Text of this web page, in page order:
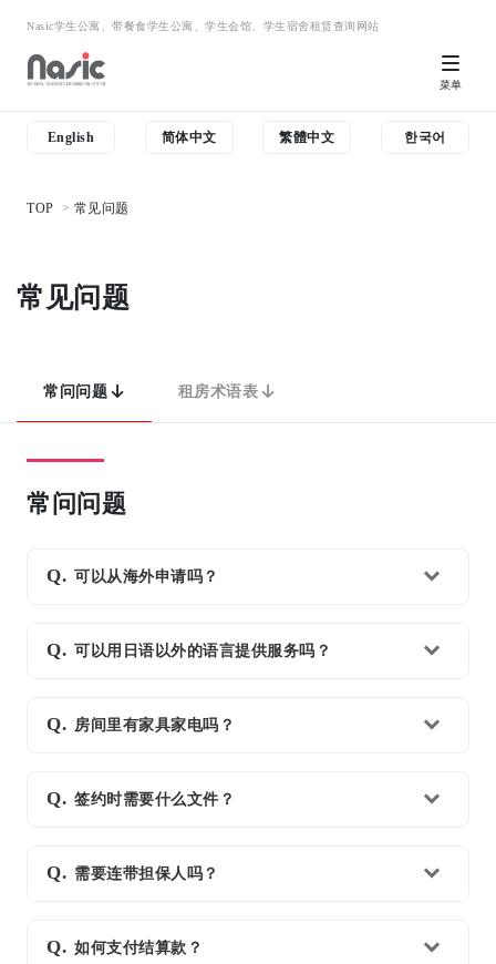
Nasic学生公寓、带餐食学生公寓、学生会馆、学生宿舍租赁查询网站
菜单
English 简体中文 繁體中文 한국어
TOP 常见问题
常见问题
常问问题 租房术语表
常问问题
可以从海外申请吗？
可以用日语以外的语言提供服务吗？
房间里有家具家电吗？
签约时需要什么文件？
需要连带担保人吗？
如何支付结算款？